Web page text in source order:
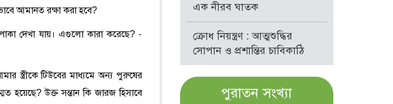
আমানত রক্ষা করা হবে?
দেখা যায়। এগুলো কারা করেছে? -
স্ত্রীকে টিউবের মাধ্যমে অন্য পুরুষের
হয়েছে? উক্ত সন্তান কি জারজ হিসাবে
এক নীরব ঘাতক
ক্রোধ নিয়ন্ত্রণ : আত্মশুদ্ধির
সোপান ও প্রশান্তির চাবিকাঠি
পুরাতন সংখ্যা